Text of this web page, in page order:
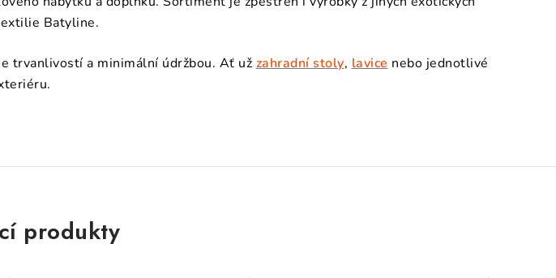
Batyline.
trvanlivostí a minimální údržbou. Ať už zahradní stoly, lavice nebo jednotlivé
produkty